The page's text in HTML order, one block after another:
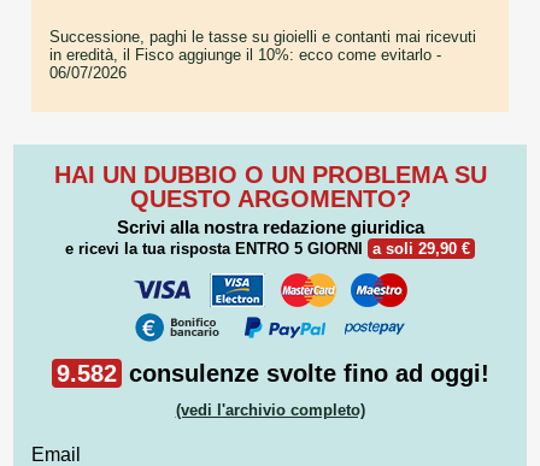
Successione, paghi le tasse su gioielli e contanti mai ricevuti
in eredità, il Fisco aggiunge il 10%: ecco come evitarlo -
06/07/2026
HAI UN DUBBIO O UN PROBLEMA SU
QUESTO ARGOMENTO?
Scrivi alla nostra redazione giuridica
e ricevi la tua risposta ENTRO 5 GIORNI a soli 29,90 €
9.582 consulenze svolte fino ad oggi!
(vedi l'archivio completo)
Email